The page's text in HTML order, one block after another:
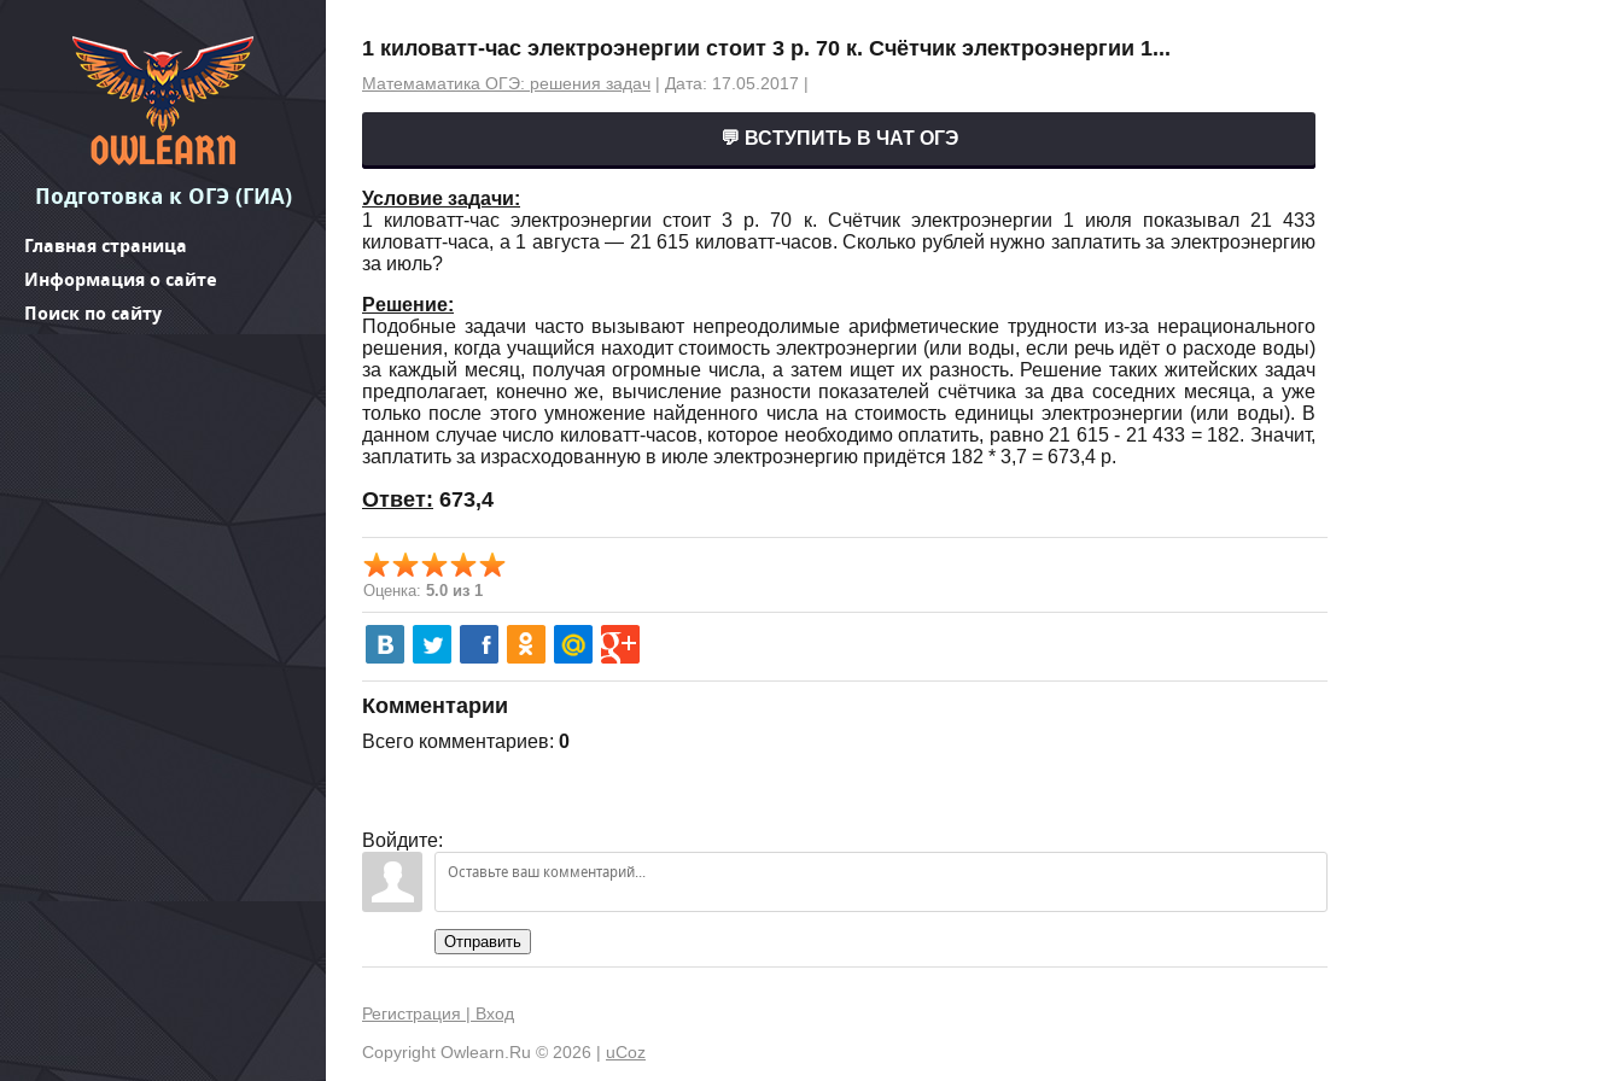
Подготовка к ОГЭ (ГИА)
Главная страница
Информация о сайте
Поиск по сайту
1 киловатт-час электроэнергии стоит 3 р. 70 к. Счётчик электроэнергии 1...
Матемаматика ОГЭ: решения задач | Дата: 17.05.2017 |
💬 ВСТУПИТЬ В ЧАТ ОГЭ
Условие задачи:
1 киловатт-час электроэнергии стоит 3 р. 70 к. Счётчик электроэнергии 1 июля показывал 21 433
киловатт-часа, а 1 августа — 21 615 киловатт-часов. Сколько рублей нужно заплатить за электроэнергию
за июль?
Решение:
Подобные задачи часто вызывают непреодолимые арифметические трудности из-за нерационального
решения, когда учащийся находит стоимость электроэнергии (или воды, если речь идёт о расходе воды)
за каждый месяц, получая огромные числа, а затем ищет их разность. Решение таких житейских задач
предполагает, конечно же, вычисление разности показателей счётчика за два соседних месяца, а уже
только после этого умножение найденного числа на стоимость единицы электроэнергии (или воды). В
данном случае число киловатт-часов, которое необходимо оплатить, равно 21 615 - 21 433 = 182. Значит,
заплатить за израсходованную в июле электроэнергию придётся 182 * 3,7 = 673,4 р.
Ответ: 673,4
Оценка: 5.0 из 1
Комментарии
Всего комментариев: 0
Войдите:
Отправить
Регистрация | Вход
Copyright Owlearn.Ru © 2026 | uCoz